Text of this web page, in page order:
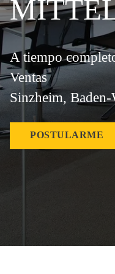
A tiempo
Ventas
Sinzheim,
POSTULARME